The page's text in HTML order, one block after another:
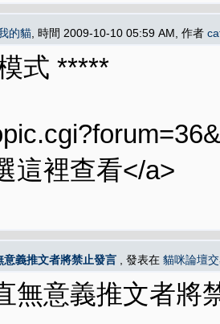
的貓 , 時間 2009-10-10 05:59 AM, 作者
式 *****
這裡查看</a>
義推文者將禁止發言 , 發表在 貓咪論壇
無意義推文者將